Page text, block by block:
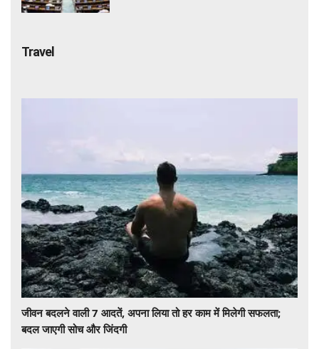
Travel
जीवन बदलने वाली 7 आदतें, अपना लिया तो हर काम में मिलेगी सफलता;
बदल जाएगी सोच और जिंदगी